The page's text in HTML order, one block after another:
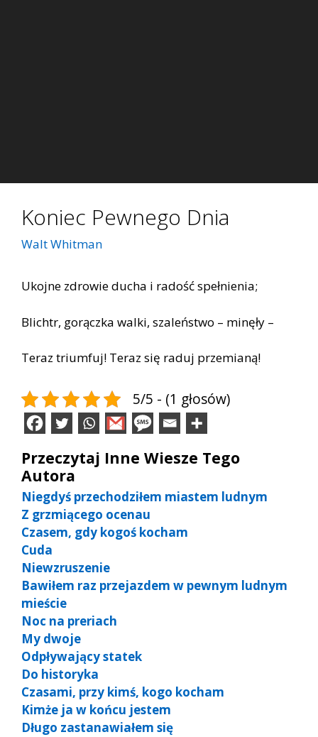
Koniec Pewnego Dnia
Walt Whitman
Ukojne zdrowie ducha i radość spełnienia;
Blichtr, gorączka walki, szaleństwo – minęły –
Teraz triumfuj! Teraz się raduj przemianą!
5/5 - (1 głosów)
Przeczytaj Inne Wiesze Tego
Autora
Niegdyś przechodziłem miastem ludnym
Z grzmiącego ocenau
Czasem, gdy kogoś kocham
Cuda
Niewzruszenie
Bawiłem raz przejazdem w pewnym ludnym
mieście
Noc na preriach
My dwoje
Odpływający statek
Do historyka
Czasami, przy kimś, kogo kocham
Kimże ja w końcu jestem
Długo zastanawiałem się